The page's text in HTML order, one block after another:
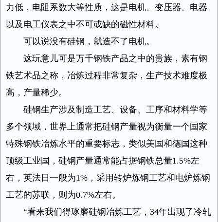
力低，电阻系数大等性质，这是电机、变压器、电器
以及电工仪表之中不可或缺的磁性材料。
可以说没有硅钢，就造不了电机。
这玩意儿可是万千钢铁产品之中的贵族，素有钢
铁艺术品之称，冶炼过程非常复杂，生产技术难度极
高，产量稀少。
硅钢生产涉及制造工艺、设备、工序和材料学等
多个领域，世界上通常把硅钢产量视为衡量一个国家
特殊钢铁冶炼水平的重要标志，类似美国和德国这种
顶级工业国，硅钢产量通常能占据钢铁总量1.5%左
右，英法日一般为1%，采用转炉炼钢工艺和电炉炼钢
工艺的苏联，则为0.7%左右。
“看来我们得琢磨硅钢冶炼工艺，34年出现了冷轧